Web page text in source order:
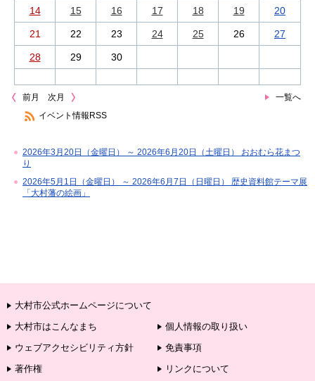
14 15 16 17 18 19 20
21 22 23 24 25 26 27
28 29 30
前月 一覧へ
次月
イベント情報RSS
2026年3月20日（金曜日） ～ 2026年6月20日（土曜日） おおむら花まつ
り
2026年5月1日（金曜日） ～ 2026年6月7日（日曜日） 歴史資料館テーマ展
「大村藩の絵画」
大村市公式ホームページについて
大村市はこんなまち
個人情報の取り扱い
ウェブアクセシビリティ方針
免責事項
著作権
リンクについて